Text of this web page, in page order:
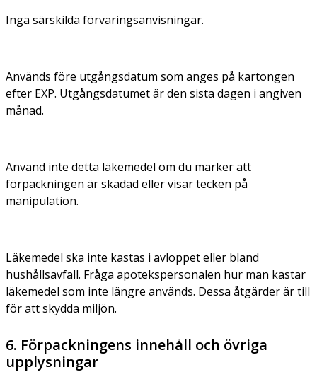
Inga särskilda förvaringsanvisningar.
Används före utgångsdatum som anges på kartongen
efter EXP. Utgångsdatumet är den sista dagen i angiven
månad.
Använd inte detta läkemedel om du märker att
förpackningen är skadad eller visar tecken på
manipulation.
Läkemedel ska inte kastas i avloppet eller bland
hushållsavfall. Fråga apotekspersonalen hur man kastar
läkemedel som inte längre används. Dessa åtgärder är till
för att skydda miljön.
6. Förpackningens innehåll och övriga
upplysningar